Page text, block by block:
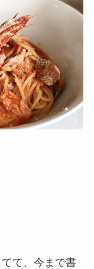
て、今まで書